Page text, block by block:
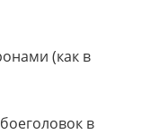
(как в
в